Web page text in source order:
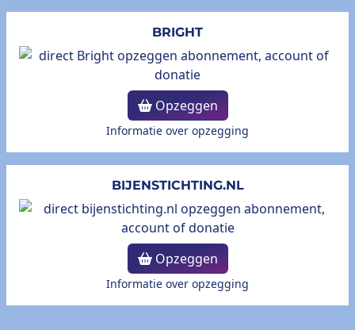
BRIGHT
Opzeggen
Informatie over opzegging
BIJENSTICHTING.NL
Opzeggen
Informatie over opzegging